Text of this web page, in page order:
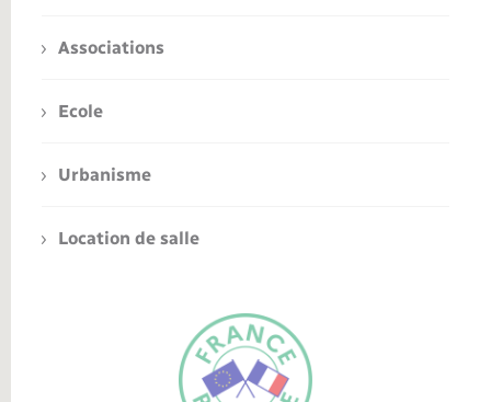
Associations
Ecole
Urbanisme
Location de salle